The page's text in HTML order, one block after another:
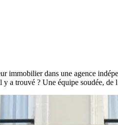
immobilier dans une agence
a trouvé ? Une équipe soudée,